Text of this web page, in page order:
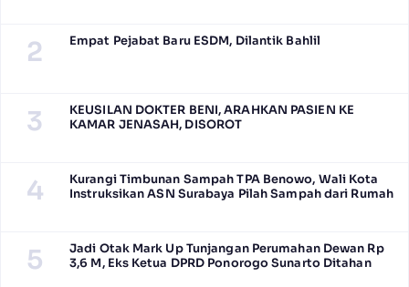
2 Empat Pejabat Baru ESDM, Dilantik Bahlil
3
KEUSILAN DOKTER BENI, ARAHKAN PASIEN KE
KAMAR JENASAH, DISOROT
4
Kurangi Timbunan Sampah TPA Benowo, Wali Kota
Instruksikan ASN Surabaya Pilah Sampah dari Rumah
5
Jadi Otak Mark Up Tunjangan Perumahan Dewan Rp
3,6 M, Eks Ketua DPRD Ponorogo Sunarto Ditahan